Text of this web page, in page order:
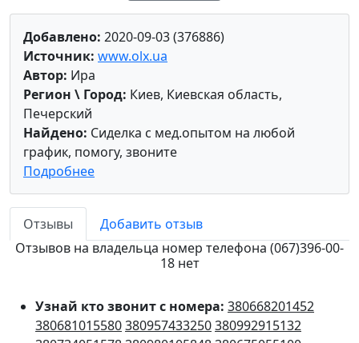
Добавлено: 2020-09-03 (376886)
Источник: www.olx.ua
Автор: Ира
Регион \ Город: Киев, Киевская область,
Печерский
Найдено: Сиделка с мед.опытом на любой
график, помогу, звоните
Подробнее
Отзывы
Добавить отзыв
Отзывов на владельца номер телефона (067)396-00-
18 нет
Узнай кто звонит с номера: 380668201452
380681015580380957433250380992915132